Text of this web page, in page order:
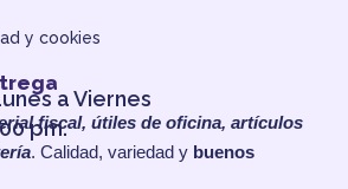
y cookies
a Viernes
pm.
fiscal, útiles de oficina, artículos
. Calidad, variedad y buenos